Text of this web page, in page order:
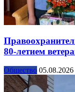
80-летием
Общество 05.08.2026